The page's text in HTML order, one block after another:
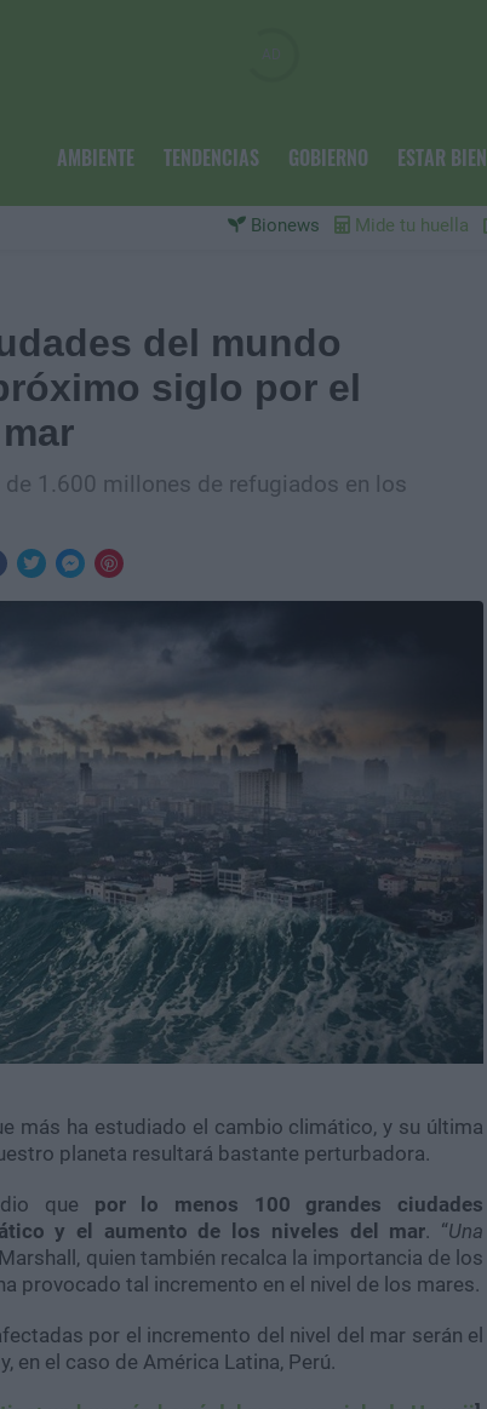
AMBIENTE TENDENCIAS GOBIERNO ESTAR BIEN
Bionews Mide tu huella
del mundo
siglo por el
1.600 millones de refugiados en los
más ha estudiado el cambio climático, y su última
planeta resultará bastante perturbadora.
que por lo menos 100 grandes ciudades
y el aumento de los niveles del mar. “Una
quien también recalca la importancia de los
provocado tal incremento en el nivel de los mares.
por el incremento del nivel del mar serán el
en el caso de América Latina, Perú.